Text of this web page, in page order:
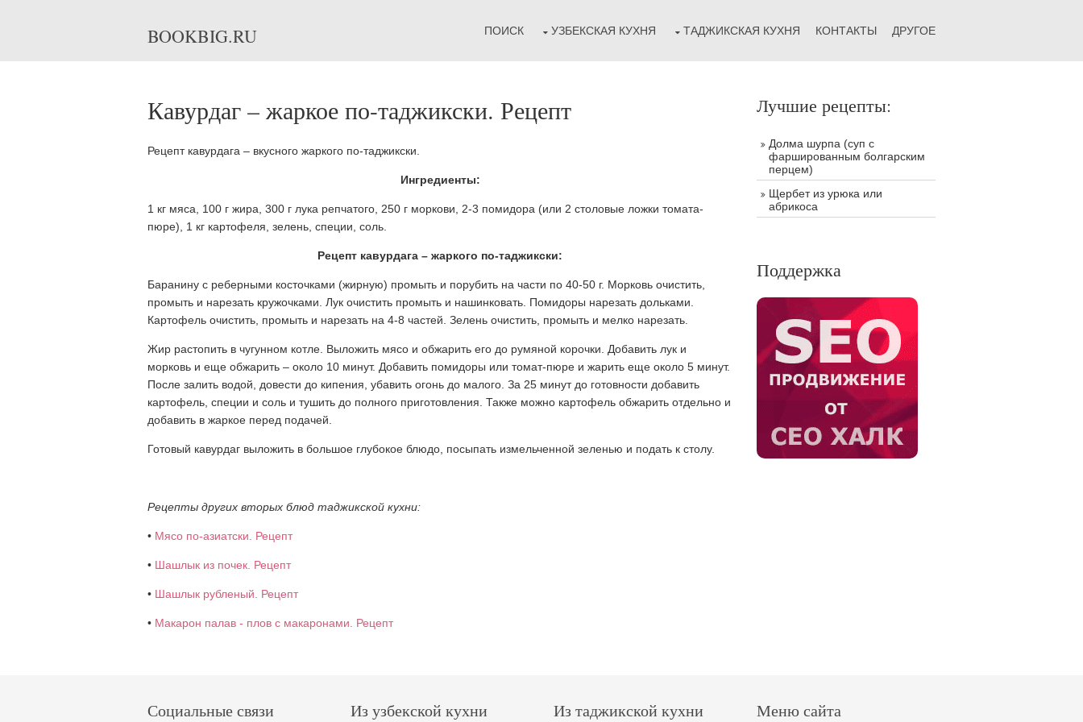
BOOKBIG.RU ПОИСК УЗБЕКСКАЯ КУХНЯ ТАДЖИКСКАЯ КУХНЯ КОНТАКТЫ ДРУГОЕ
Кавурдаг – жаркое по-таджикски. Рецепт
Рецепт кавурдага – вкусного жаркого по-таджикски.
Ингредиенты:
1 кг мяса, 100 г жира, 300 г лука репчатого, 250 г моркови, 2-3 помидора (или 2 столовые ложки томата-
пюре), 1 кг картофеля, зелень, специи, соль.
Рецепт кавурдага – жаркого по-таджикски:
Баранину с реберными косточками (жирную) промыть и порубить на части по 40-50 г. Морковь очистить,
промыть и нарезать кружочками. Лук очистить промыть и нашинковать. Помидоры нарезать дольками.
Картофель очистить, промыть и нарезать на 4-8 частей. Зелень очистить, промыть и мелко нарезать.
Жир растопить в чугунном котле. Выложить мясо и обжарить его до румяной корочки. Добавить лук и
морковь и еще обжарить – около 10 минут. Добавить помидоры или томат-пюре и жарить еще около 5 минут.
После залить водой, довести до кипения, убавить огонь до малого. За 25 минут до готовности добавить
картофель, специи и соль и тушить до полного приготовления. Также можно картофель обжарить отдельно и
добавить в жаркое перед подачей.
Готовый кавурдаг выложить в большое глубокое блюдо, посыпать измельченной зеленью и подать к столу.
Рецепты других вторых блюд таджикской кухни:
• Мясо по-азиатски. Рецепт
• Шашлык из почек. Рецепт
• Шашлык рубленый. Рецепт
• Макарон палав - плов с макаронами. Рецепт
Лучшие рецепты:
Долма шурпа (суп с
фаршированным болгарским
перцем)
Щербет из урюка или
абрикоса
Поддержка
Социальные связи Из узбекской кухни Из таджикской кухни Меню сайта